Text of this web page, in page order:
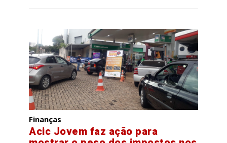
Finanças
Acic Jovem faz ação para